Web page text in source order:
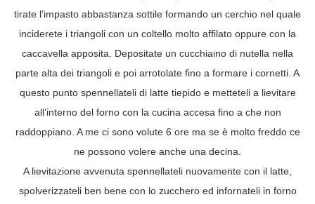
tirate l’impasto abbastanza sottile formando un cerchio nel quale
inciderete i triangoli con un coltello molto affilato oppure con la
caccavella apposita. Depositate un cucchiaino di nutella nella
parte alta dei triangoli e poi arrotolate fino a formare i cornetti. A
questo punto spennellateli di latte tiepido e metteteli a lievitare
all’interno del forno con la cucina accesa fino a che non
raddoppiano. A me ci sono volute 6 ore ma se è molto freddo ce
ne possono volere anche una decina.
A lievitazione avvenuta spennellateli nuovamente con il latte,
spolverizzateli ben bene con lo zucchero ed infornateli in forno